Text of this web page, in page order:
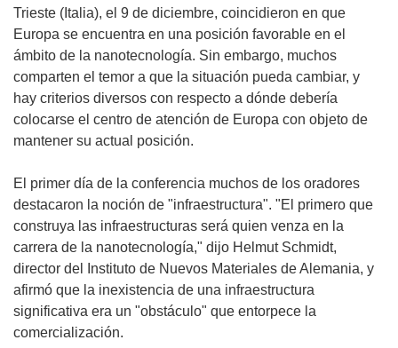
Trieste (Italia), el 9 de diciembre, coincidieron en que
Europa se encuentra en una posición favorable en el
ámbito de la nanotecnología. Sin embargo, muchos
comparten el temor a que la situación pueda cambiar, y
hay criterios diversos con respecto a dónde debería
colocarse el centro de atención de Europa con objeto de
mantener su actual posición.
El primer día de la conferencia muchos de los oradores
destacaron la noción de "infraestructura". "El primero que
construya las infraestructuras será quien venza en la
carrera de la nanotecnología," dijo Helmut Schmidt,
director del Instituto de Nuevos Materiales de Alemania, y
afirmó que la inexistencia de una infraestructura
significativa era un "obstáculo" que entorpece la
comercialización.